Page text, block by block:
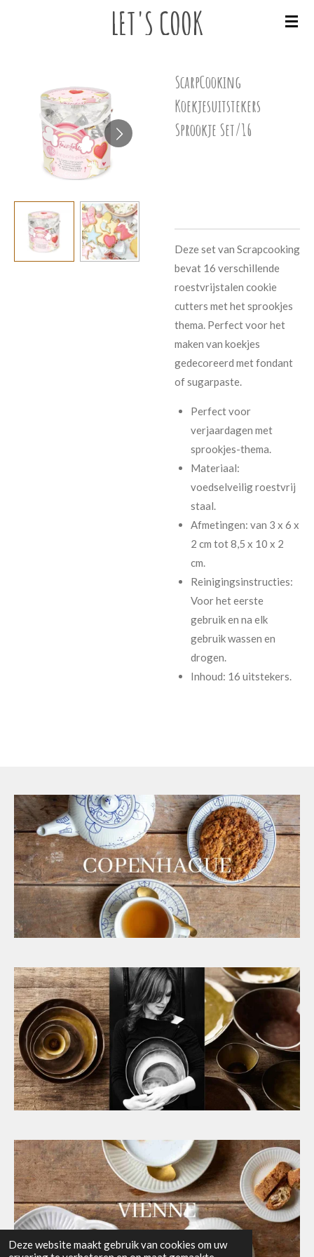
Deze website maakt gebruik van cookies om uw
hoofdinhoud
LET'S COOK
ScarpCooking
Koekjesuitstekers
Sprookje Set/16
Deze set van Scrapcooking
bevat 16 verschillende
roestvrijstalen cookie
cutters met het sprookjes
thema. Perfect voor het
maken van koekjes
gedecoreerd met fondant
of sugarpaste.
Perfect voor
verjaardagen met
sprookjes-thema.
Materiaal:
voedselveilig roestvrij
staal.
Afmetingen: van 3 x 6 x
2 cm tot 8,5 x 10 x 2
cm.
Reinigingsinstructies:
Voor het eerste
gebruik en na elk
gebruik wassen en
drogen.
Inhoud: 16 uitstekers.